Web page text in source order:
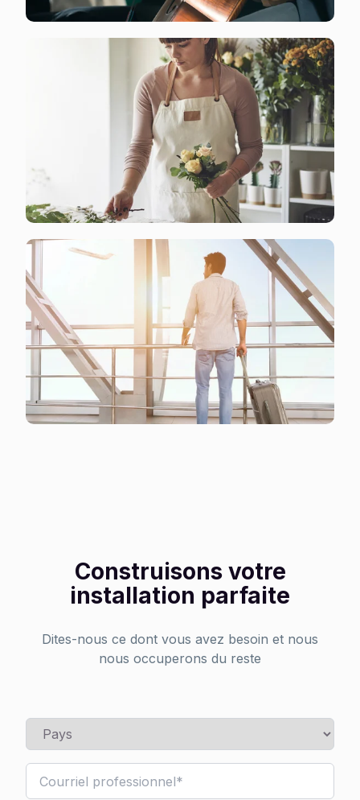
Construisons votre
installation parfaite
Dites-nous ce dont vous avez besoin et nous
nous occuperons du reste